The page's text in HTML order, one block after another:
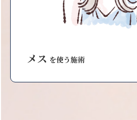
メス を使う施術